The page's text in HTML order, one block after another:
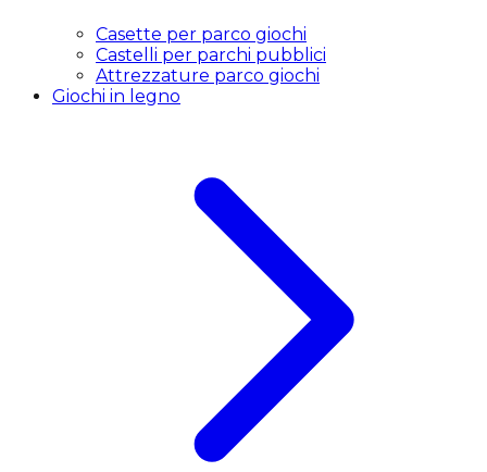
Casette per parco giochi
Castelli per parchi pubblici
Attrezzature parco giochi
Giochi in legno